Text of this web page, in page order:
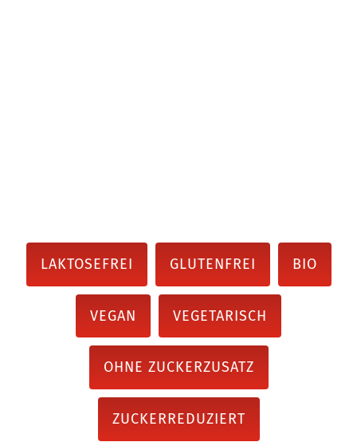
LAKTOSEFREI GLUTENFREI BIO
VEGAN VEGETARISCH
OHNE ZUCKERZUSATZ
ZUCKERREDUZIERT